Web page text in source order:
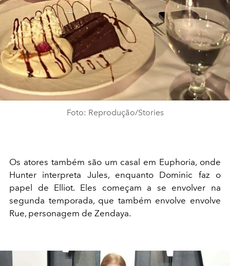
Foto: Reprodução/Stories
Os atores também são um casal em Euphoria, onde
Hunter interpreta Jules, enquanto Dominic faz o
papel de Elliot. Eles começam a se envolver na
segunda temporada, que também envolve envolve
Rue, personagem de Zendaya.